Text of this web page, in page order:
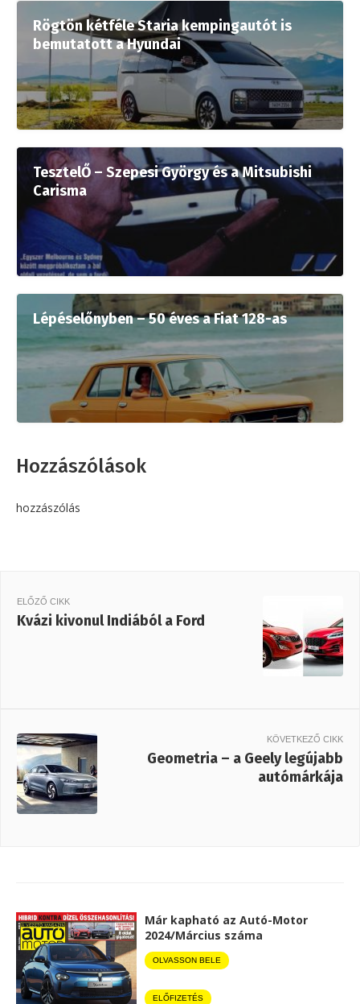
Rögtön kétféle Staria kempingautót is
bemutatott a Hyundai
TesztelŐ – Szepesi György és a Mitsubishi
Carisma
Lépéselőnyben – 50 éves a Fiat 128-as
Hozzászólások
hozzászólás
ELŐZŐ CIKK
Kvázi kivonul Indiából a Ford
KÖVETKEZŐ CIKK
Geometria – a Geely legújabb
autómárkája
Már kapható az Autó-Motor
2024/Március száma
OLVASSON BELE
ELŐFIZETÉS